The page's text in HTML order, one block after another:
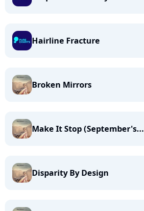
Hairline Fracture
Broken Mirrors
Make It Stop (September's...
Disparity By Design